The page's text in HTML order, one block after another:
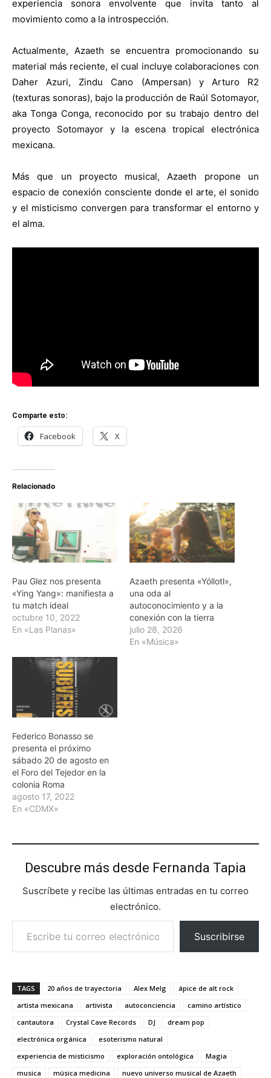
experiencia sonora envolvente que invita tanto al
movimiento como a la introspección.
Actualmente, Azaeth se encuentra promocionando su
material más reciente, el cual incluye colaboraciones con
Daher Azuri, Zindu Cano (Ampersan) y Arturo R2
(texturas sonoras), bajo la producción de Raúl Sotomayor,
aka Tonga Conga, reconocido por su trabajo dentro del
proyecto Sotomayor y la escena tropical electrónica
mexicana.
Más que un proyecto musical, Azaeth propone un
espacio de conexión consciente donde el arte, el sonido
y el misticismo convergen para transformar el entorno y
el alma.
Comparte esto:
Facebook X
Relacionado
Pau Glez nos presenta
«Ying Yang»: manifiesta a
tu match ideal
octubre 10, 2022
En «Las Planas»
Azaeth presenta «Yóllotl»,
una oda al
autoconocimiento y a la
conexión con la tierra
julio 28, 2026
En «Música»
Federico Bonasso se
presenta el próximo
sábado 20 de agosto en
el Foro del Tejedor en la
colonia Roma
agosto 17, 2022
En «CDMX»
Descubre más desde Fernanda Tapia
Suscríbete y recibe las últimas entradas en tu correo
electrónico.
Escribe tu correo electrónico…
Suscribirse
TAGS 20 años de trayectoria Alex Melg
ápice de alt rock
artista mexicana
artivista autoconciencia
camino artístico
cantautora
Crystal Cave Records DJ
dream pop
electrónica orgánica
esoterismo natural
experiencia de misticismo
exploración ontológica
Magia
musica
música medicina
nuevo universo musical de Azaeth